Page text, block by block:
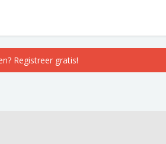
Registreer gratis!